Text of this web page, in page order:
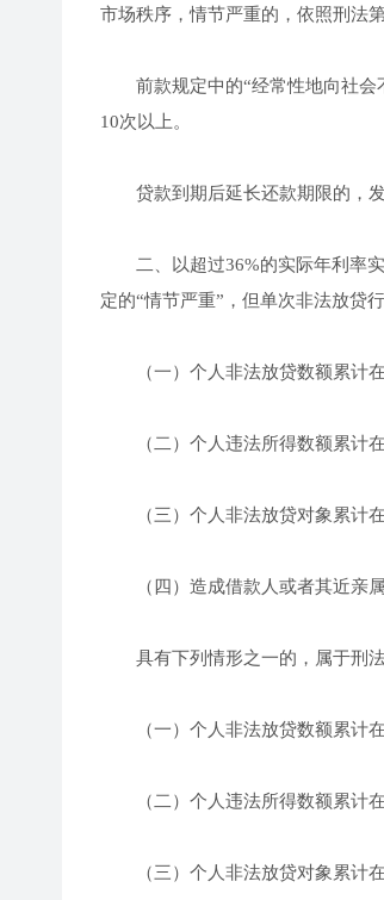
市场秩序，情节严重的，依照刑法
前款规定中的“经常性地向社会
10次以上。
贷款到期后延长还款期限的，发
二、以超过36%的实际年利率实
定的“情节严重”，但单次非法放贷
（一）个人非法放贷数额累计在
（二）个人违法所得数额累计在
（三）个人非法放贷对象累计在
（四）造成借款人或者其近亲属
具有下列情形之一的，属于刑法
（一）个人非法放贷数额累计在
（二）个人违法所得数额累计在
（三）个人非法放贷对象累计在